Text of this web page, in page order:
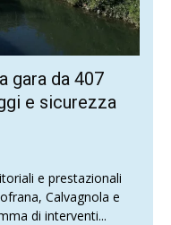
gara da 407
e sicurezza
e prestazionali
Calvagnola e
di interventi...